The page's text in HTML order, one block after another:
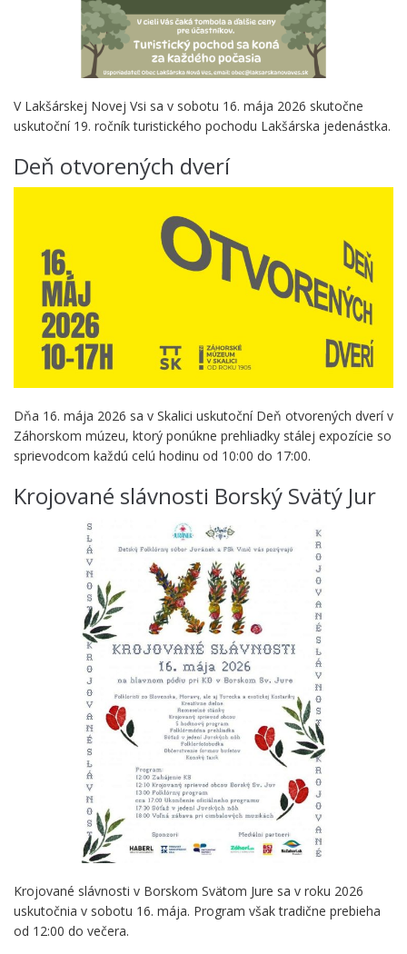
V Lakšárskej Novej Vsi sa v sobotu 16. mája 2026 skutočne
uskutoční 19. ročník turistického pochodu Lakšárska jedenástka.
Deň otvorených dverí
Dňa 16. mája 2026 sa v Skalici uskutoční Deň otvorených dverí v
Záhorskom múzeu, ktorý ponúkne prehliadky stálej expozície so
sprievodcom každú celú hodinu od 10:00 do 17:00.
Krojované slávnosti Borský Svätý Jur
Krojované slávnosti v Borskom Svätom Jure sa v roku 2026
uskutočnia v sobotu 16. mája. Program však tradične prebieha
od 12:00 do večera.